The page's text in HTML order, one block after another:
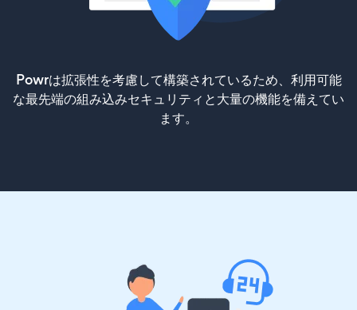
Powrは拡張性を考慮して構築されているため、利用可能
な最先端の組み込みセキュリティと大量の機能を備えてい
ます。